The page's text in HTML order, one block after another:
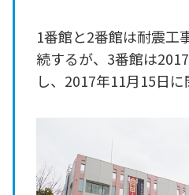
1番館と2番館は耐震工
続するが、3番館は
し、2017年11月15日に